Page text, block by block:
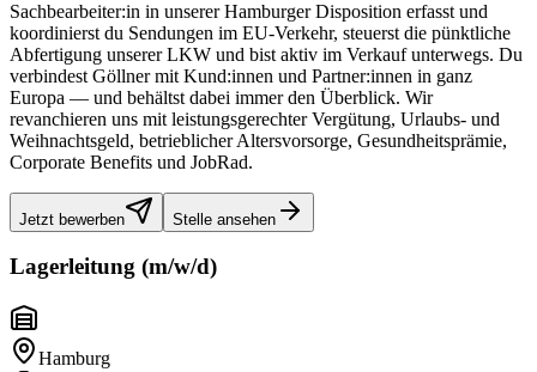
Sachbearbeiter:in in unserer Hamburger Disposition erfasst und
koordinierst du Sendungen im EU-Verkehr, steuerst die pünktliche
Abfertigung unserer LKW und bist aktiv im Verkauf unterwegs. Du
verbindest Göllner mit Kund:innen und Partner:innen in ganz
Europa — und behältst dabei immer den Überblick. Wir
revanchieren uns mit leistungsgerechter Vergütung, Urlaubs- und
Weihnachtsgeld, betrieblicher Altersvorsorge, Gesundheitsprämie,
Corporate Benefits und JobRad.
Jetzt bewerben Stelle ansehen
Lagerleitung (m/w/d)
Hamburg